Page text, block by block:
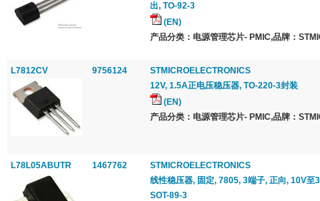
出, TO-92-3
(EN)
产品分类：电源管理芯片- PMIC,品牌：
L7812CV 9756124
STMICROELECTRONICS
12V, 1.5A正电压稳压器, TO-220-3封装
(EN)
产品分类：电源管理芯片- PMIC,品牌：
L78L05ABUTR 1467762
STMICROELECTRONICS
线性稳压器, 固定, 7805, 3端子, 正向, 10V至
SOT-89-3